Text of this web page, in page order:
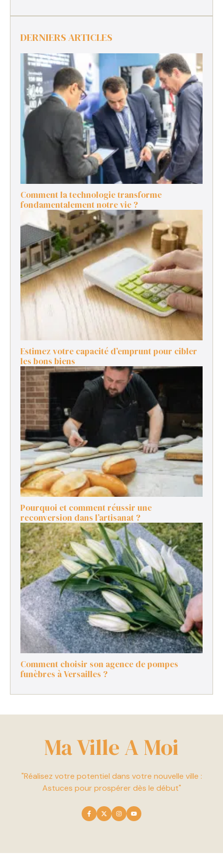
DERNIERS ARTICLES
Comment la technologie transforme
fondamentalement notre vie ?
Estimez votre capacité d’emprunt pour cibler
les bons biens
Pourquoi et comment réussir une
reconversion dans l’artisanat ?
Comment choisir son agence de pompes
funèbres à Versailles ?
Ma Ville A Moi
"Réalisez votre potentiel dans votre nouvelle ville :
Astuces pour prospérer dès le début"